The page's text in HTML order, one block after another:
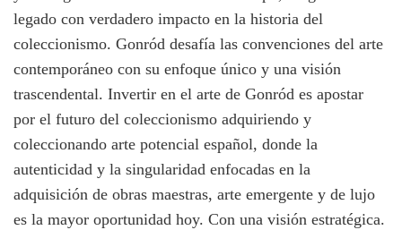
legado con verdadero impacto en la historia del
coleccionismo. Gonród desafía las convenciones del arte
contemporáneo con su enfoque único y una visión
trascendental. Invertir en el arte de Gonród es apostar
por el futuro del coleccionismo adquiriendo y
coleccionando arte potencial español, donde la
autenticidad y la singularidad enfocadas en la
adquisición de obras maestras, arte emergente y de lujo
es la mayor oportunidad hoy. Con una visión estratégica.